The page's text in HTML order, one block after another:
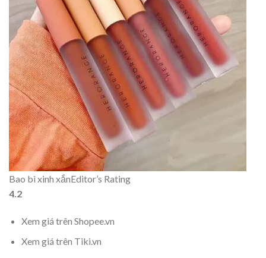
Bao bì xinh xắnEditor’s Rating
4.2
Xem giá trên Shopee.vn
Xem giá trên Tiki.vn